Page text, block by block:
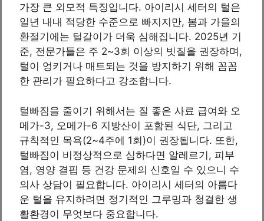
가장 큰 외모적 특징입니다. 아이리시 세터의 털은
일년 내내 적당한 수준으로 빠지지만, 봄과 가을의
환절기에는 털갈이가 더욱 심해집니다. 2025년 기
준, 전문가들은 주 2~3회 이상의 빗질을 권장하며,
털이 엉키거나 매트되는 것을 방지하기 위해 꼼꼼
한 관리가 필요하다고 강조합니다.
털빠짐을 줄이기 위해서는 질 좋은 사료 급여와 오
메가-3, 오메가-6 지방산이 포함된 식단, 그리고
규칙적인 목욕(2~4주에 1회)이 권장됩니다. 또한,
털빠짐이 비정상적으로 심하다면 알레르기, 피부
염, 영양 결핍 등 건강 문제의 신호일 수 있으니 수
의사 상담이 필요합니다. 아이리시 세터의 아름다
운 털을 유지하려면 정기적인 그루밍과 청결한 생
활환경이 무엇보다 중요합니다.